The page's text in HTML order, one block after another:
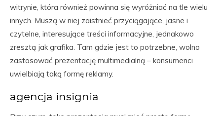
witrynie, która również powinna się wyróżniać na tle wielu
innych. Muszą w niej zaistnieć przyciągające, jasne i
czytelne, interesujące treści informacyjne, jednakowo
zresztą jak grafika. Tam gdzie jest to potrzebne, wolno
zastosować prezentację multimedialną – konsumenci
uwielbiają taką formę reklamy.
agencja insignia